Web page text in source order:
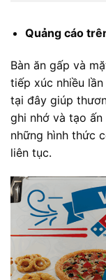
Quảng cáo
Bàn ăn gấp và
tiếp xúc nhiều
tại đây giúp
ghi nhớ và tạo
những hình thức
liên tục.